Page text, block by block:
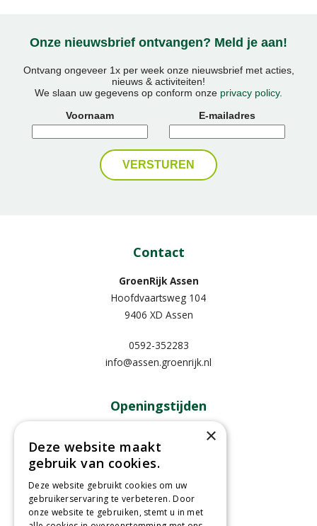
Onze nieuwsbrief ontvangen? Meld je aan!
Ontvang ongeveer 1x per week onze nieuwsbrief met acties,
nieuws & activiteiten!
We slaan uw gegevens op conform onze privacy policy.
Voornaam
E-mailadres
Contact
GroenRijk Assen
Hoofdvaartsweg 104
9406 XD Assen
0592-352283
info@assen.groenrijk.nl
Openingstijden
09:00 - 18:00
Dinsdag
Woensdag
Donderdag
09:00 - 18:00
Vrijdag
09:00 - 18:00
Zaterdag
09:00 - 17:00
×
Deze website maakt
gebruik van cookies.
Deze website gebruikt cookies om uw
gebruikerservaring te verbeteren. Door
onze website te gebruiken, stemt u in met